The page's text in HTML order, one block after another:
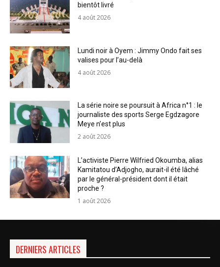
bientôt livré
4 août 2026
Lundi noir à Oyem : Jimmy Ondo fait ses
valises pour l’au-delà
4 août 2026
La série noire se poursuit à Africa n°1 : le
journaliste des sports Serge Egdzagore
Meye n’est plus
2 août 2026
L’activiste Pierre Wilfried Okoumba, alias
Kamitatou d’Adjogho, aurait-il été lâché
par le général-président dont il était
proche ?
1 août 2026
DERNIERS ARTICLES